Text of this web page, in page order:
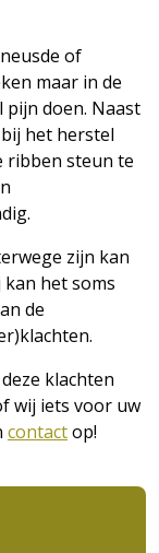
of
maar in de
pijn doen. Naast
het herstel
ribben steun te
zijn kan
het soms
de
klachten
wij iets voor uw
contactop!